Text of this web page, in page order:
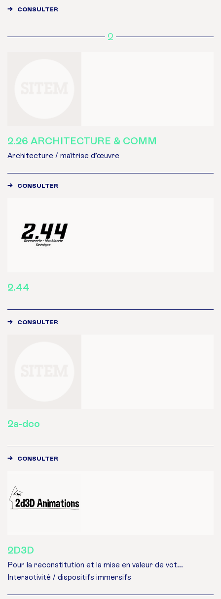
CONSULTER
2
2.26 ARCHITECTURE & COMM
Architecture / maîtrise d’œuvre
CONSULTER
2.44
CONSULTER
2a-dco
CONSULTER
2D3D
Pour la reconstitution et la mise en valeur de vot...
Interactivité / dispositifs immersifs